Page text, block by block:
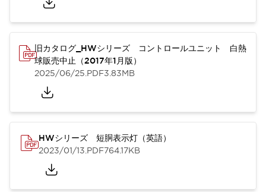
旧カタログ_HWシリーズ コントロールユニット 白熱
球販売中止（2017年1月版）
2025/06/25.PDF3.83MB
HWシリーズ 短胴表示灯（英語）
2023/01/13.PDF764.17KB